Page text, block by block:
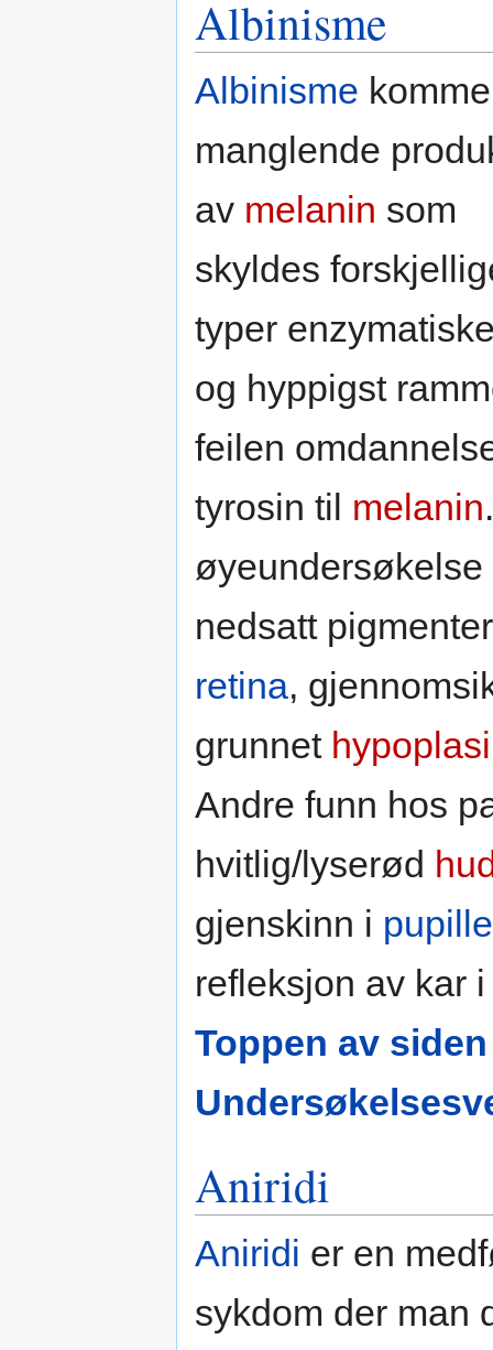
Albinisme
Albinisme
manglende
av melanin som
skyldes
typer
og hyppigst
feilen
tyrosin til melanin
nedsatt
retina,
grunnet hypoplasi
Andre funn hos
hvitlig/lyserød
gjenskinn i
refleksjon av kar
Toppen av siden
Aniridi
Aniridi er en
sykdom der man